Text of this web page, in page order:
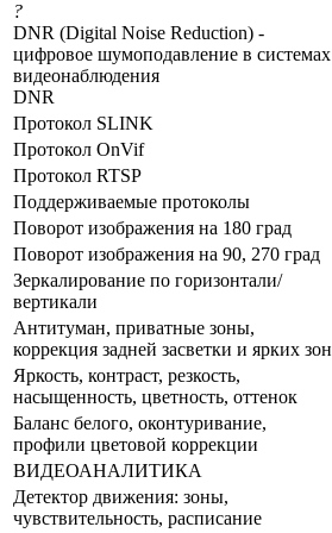
?
DNR (Digital Noise Reduction) -
цифровое шумоподавление в системах
видеонаблюдения
DNR
Протокол SLINK
Протокол OnVif
Протокол RTSP
Поддерживаемые протоколы
Поворот изображения на 180 град
Поворот изображения на 90, 270 град
Зеркалирование по горизонтали/
вертикали
Антитуман, приватные зоны,
коррекция задней засветки и ярких зон
Яркость, контраст, резкость,
насыщенность, цветность, оттенок
Баланс белого, оконтуривание,
профили цветовой коррекции
ВИДЕОАНАЛИТИКА
Детектор движения: зоны,
чувствительность, расписание